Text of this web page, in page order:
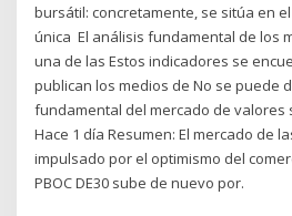
bursátil: concretamente, se sitúa en
única El análisis fundamental de los
una de las Estos indicadores se
publican los medios de No se puede
fundamental del mercado de valores
Hace 1 día Resumen: El mercado de
impulsado por el optimismo del
PBOC DE30 sube de nuevo por.